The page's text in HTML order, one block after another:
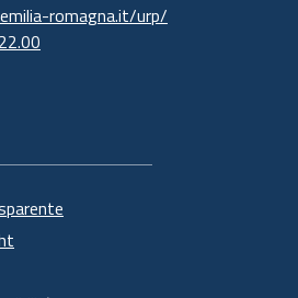
romagna.it/urp/